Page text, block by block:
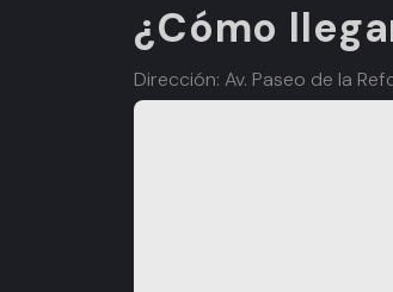
¿Cómo
Dirección: Av. Paseo de la